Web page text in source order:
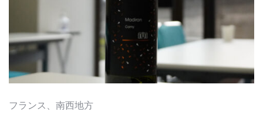
フランス、南西地方